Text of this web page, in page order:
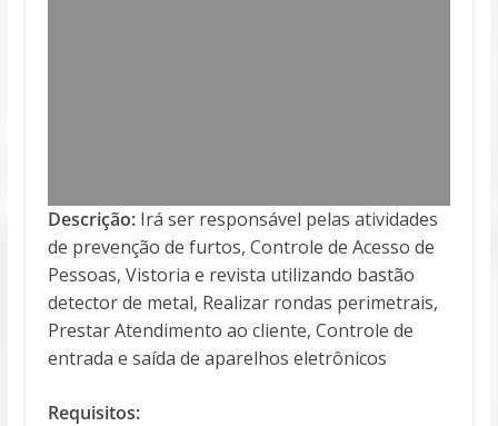
Descrição:Irá ser responsável pelas atividades
de prevenção de furtos, Controle de Acesso de
Pessoas, Vistoria e revista utilizando bastão
detector de metal, Realizar rondas perimetrais,
Prestar Atendimento ao cliente, Controle de
entrada e saída de aparelhos eletrônicos
Requisitos: